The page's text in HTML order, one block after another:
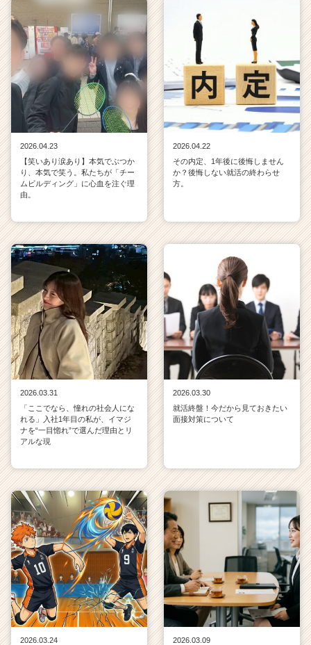
2026.04.23
【笑いあり涙あり】本気でぶつか
り、本気で笑う。私たちが「チー
ムビルディング」に心血を注ぐ理
由。
2026.04.22
その内定、1年後に後悔しません
か？後悔しない就活の終わらせ
方。
2026.03.31
「ここでなら、憧れの社会人にな
れる」入社1年目の私が、イマジ
ナを“一目惚れ”で選んだ理由とリ
アルな現
2026.03.30
就活終盤！今だから見ておきたい
面接対策について
2026.03.24
2026.03.09